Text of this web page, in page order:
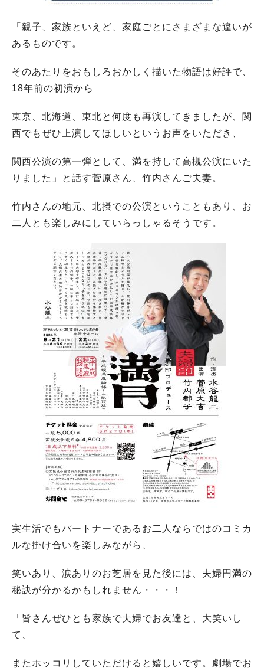
「親子、家族といえど、家庭ごとにさまざまな違いが
あるものです。
そのあたりをおもしろおかしく描いた物語は好評で、
18年前の初演から
東京、北海道、東北と何度も再演してきましたが、関
西でもぜひ上演してほしいというお声をいただき、
関西公演の第一弾として、満を持して高槻公演にいた
りました」と話す菅原さん、竹内さんご夫妻。
竹内さんの地元、北摂での公演ということもあり、お
二人とも楽しみにしていらっしゃるそうです。
実生活でもパートナーであるお二人ならではのコミカ
ルな掛け合いを楽しみながら、
笑いあり、涙ありのお芝居を見た後には、夫婦円満の
秘訣が分かるかもしれません・・・！
「皆さんぜひとも家族で夫婦でお友達と、大笑いし
て、
またホッコリしていただけると嬉しいです。劇場でお